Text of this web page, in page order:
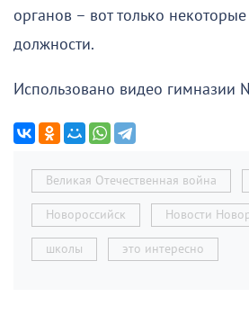
органов – вот только
должности.
Использовано видео гимназии
Великая Отечественная война
Новороссийск Новости
школы это интересно